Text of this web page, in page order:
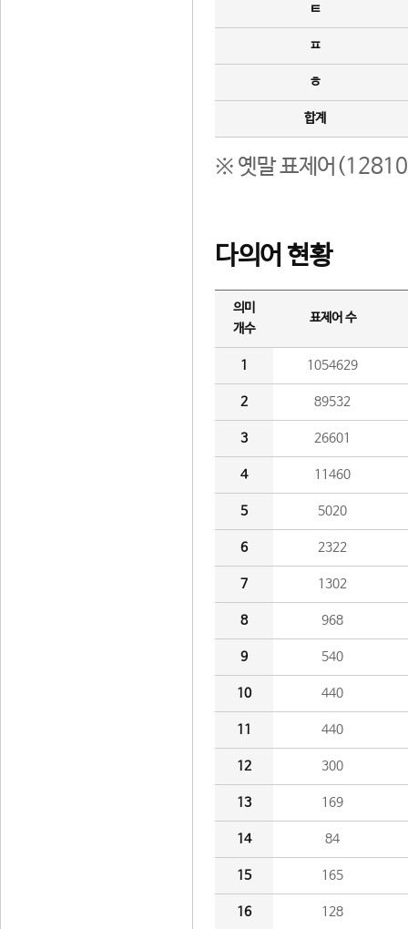
ㅌ
ㅍ
ㅎ
합계
※ 옛말 표제어(12810
다의어 현황
의미
개수
표제어 수
1 1054629
2 89532
3 26601
4 11460
5 5020
6 2322
7 1302
8 968
9 540
10 440
11 440
12 300
13 169
14 84
15 165
16 128